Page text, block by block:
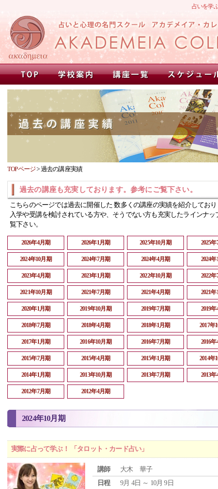
占いを学
TOPページ>過去の講座実績
過去の講座も充実しております。参考にご覧下さい。
こちらのページでは過去に開催した 数多くの講座の実績を紹介してお
入学や受講を検討されている方や、そうでない方も充実したラインナッ
覧下さい。
2026年4月期 2026年1月期 2025年10月期 2025
2024年10月期 2024年7月期 2024年4月期 2024
2023年4月期 2023年1月期 2022年10月期 2022
2021年10月期 2021年7月期 2021年4月期 2021
2020年1月期 2019年10月期 2019年7月期 2019
2018年7月期 2018年4月期 2018年1月期 2017年
2017年1月期 2016年10月期 2016年7月期 2016
2015年7月期 2015年4月期 2015年1月期 2014年
2014年1月期 2013年10月期 2013年7月期 2013
2012年7月期 2012年4月期
2024年10月期
実際に占って学ぶ！ 「タロット・カード占い」
講師
大木 華子
日程
9月 4日 ～ 10月 9日